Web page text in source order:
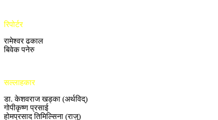
रिपोर्टर
रामेश्वर ढकाल
बिवेक पनेरु
सल्लाहकार
डा. केशवराज खड्का (अर्थविद्)
गोपीकृष्ण प्रसाई
होमप्रसाद तिमिल्सिना (राजु)